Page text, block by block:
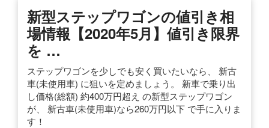
新型ステップワゴンの値引き相
場情報【2020年5月】値引き限界
を …
ステップワゴンを少しでも安く買いたいなら、 新古
車(未使用車) に狙いを定めましょう。 新車で乗り出
し価格(総額) 約400万円超え の新型ステップワゴン
が、 新古車(未使用車)なら260万円以下 で手に入りま
す！